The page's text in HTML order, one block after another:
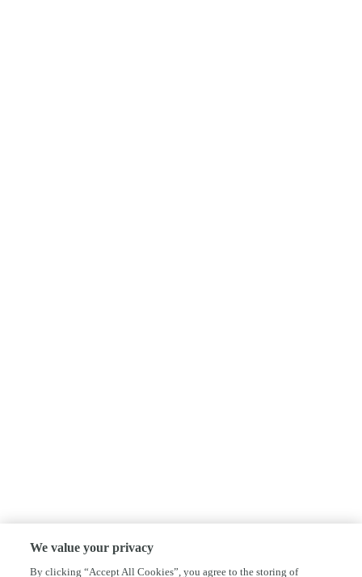
We value your privacy
By clicking “Accept All Cookies”, you agree to the storing of